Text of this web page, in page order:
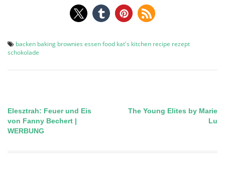
backen baking brownies essenfood kat's kitchen recipe rezept
schokolade
Post
navigation
Elesztrah: Feuer und Eis
von Fanny Bechert |
WERBUNG
The Young Elites by Marie
Lu